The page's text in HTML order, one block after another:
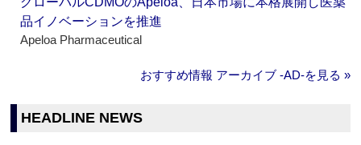
品イノベーションを推進
Apeloa Pharmaceutical
おすすめ情報 アーカイブ ‐AD‐を見る »
HEADLINE NEWS